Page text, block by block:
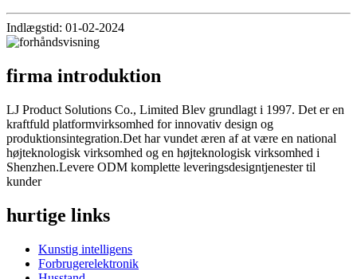
Indlægstid: 01-02-2024
firma introduktion
LJ Product Solutions Co., Limited Blev grundlagt i 1997. Det er en
kraftfuld platformvirksomhed for innovativ design og
produktionsintegration.Det har vundet æren af ​​at være en national
højteknologisk virksomhed og en højteknologisk virksomhed i
Shenzhen.Levere ODM komplette leveringsdesigntjenester til
kunder
hurtige links
Kunstig intelligens
Forbrugerelektronik